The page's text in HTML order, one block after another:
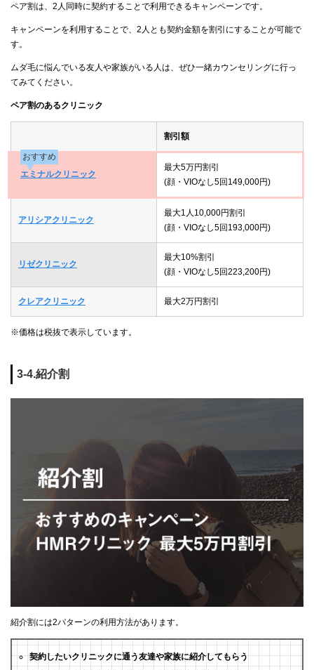
ペア割は、2人同時に契約することで利用できるキャンペーンです。
キャンペーンを利用することで、2人とも契約金額を割引にすることが可能で
す。
ムダ毛に悩んでいる友人や家族がいる人は、ぜひ一緒カウンセリングに行っ
てみてください。
ペア割のあるクリニック
割引額
おすすめ
エミナルクリニック
最大5万円割引
(顔・VIOなし5回149,000円)
アリシアクリニック
最大1人10,000円割引
(顔・VIOなし5回193,000円)
リゼクリニック
最大10%割引
(顔・VIOなし5回223,200円)
クレアクリニック 最大2万円割引
※価格は税抜で表示しています。
3-4.紹介割
紹介割には2パターンの利用方法があります。
契約したいクリニックに通う友達や家族に紹介してもらう